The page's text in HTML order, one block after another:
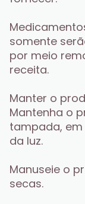
somente
por meio
receita.
Manter o
Mantenha o
tampada,
da luz.
Manuseie o
secas.